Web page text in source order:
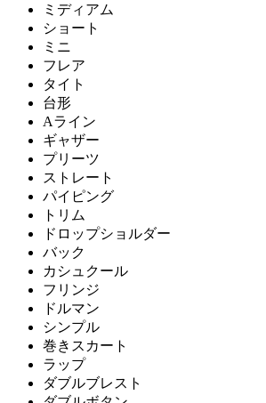
ミディアム
ショート
ミニ
フレア
タイト
台形
Aライン
ギャザー
プリーツ
ストレート
パイピング
トリム
ドロップショルダー
バック
カシュクール
フリンジ
ドルマン
シンプル
巻きスカート
ラップ
ダブルブレスト